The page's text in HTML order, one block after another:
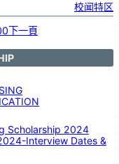
校闻特区
下一頁
Scholarship 2024
Interview Dates &